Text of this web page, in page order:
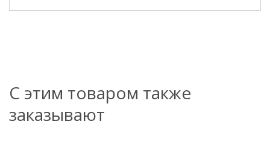
С этим товаром также
заказывают